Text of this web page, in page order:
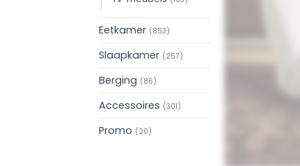
Eetkamer (853)
Slaapkamer (257)
Berging (86)
Accessoires (301)
Promo (20)